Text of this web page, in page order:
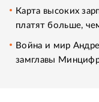
Карта высоких
платят больше,
Война и мир
замглавы